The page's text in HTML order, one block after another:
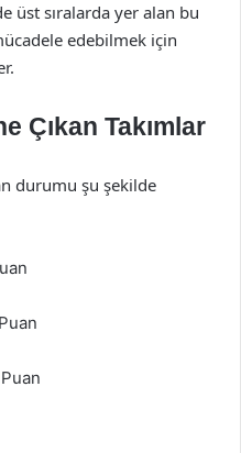
üst sıralarda yer alan bu
edebilmek için
Çıkan Takımlar
durumu şu şekilde